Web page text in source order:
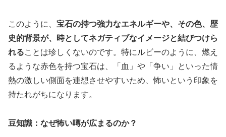
このように、 宝石の持つ強力なエネルギーや、その色、歴
史的背景が、時としてネガティブなイメージと結びつけら
れることは珍しくないのです。特にルビーのように、燃え
るような赤色を持つ宝石は、「血」や「争い」といった情
熱の激しい側面を連想させやすいため、怖いという印象を
持たれがちになります。
豆知識：なぜ怖い噂が広まるのか？